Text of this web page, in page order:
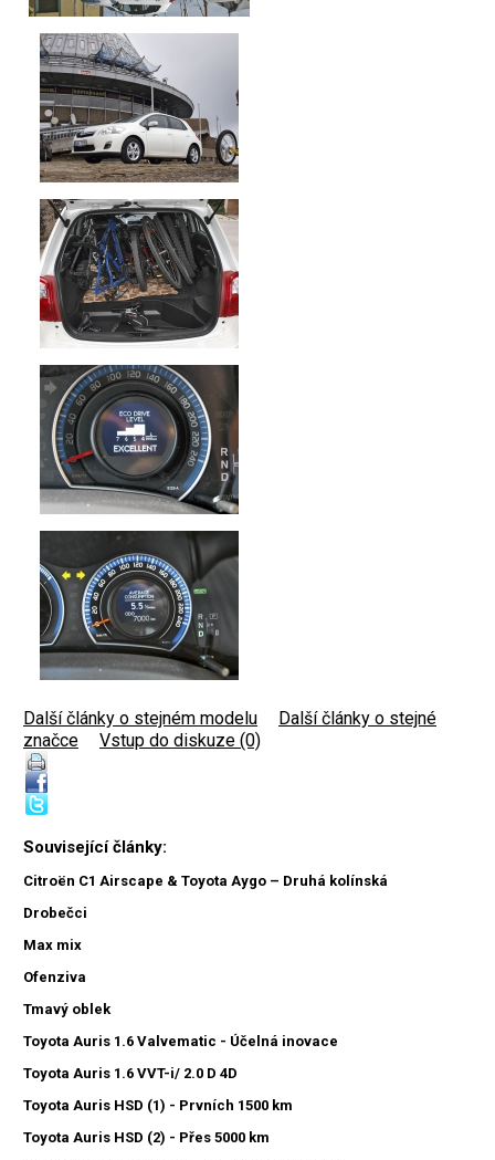
Další články o stejném modelu
Další články o stejné
značce
Vstup do diskuze (0)
Související články:
Citroën C1 Airscape & Toyota Aygo – Druhá kolínská
Drobečci
Max mix
Ofenziva
Tmavý oblek
Toyota Auris 1.6 Valvematic - Účelná inovace
Toyota Auris 1.6 VVT-i/ 2.0 D 4D
Toyota Auris HSD (1) - Prvních 1500 km
Toyota Auris HSD (2) - Přes 5000 km